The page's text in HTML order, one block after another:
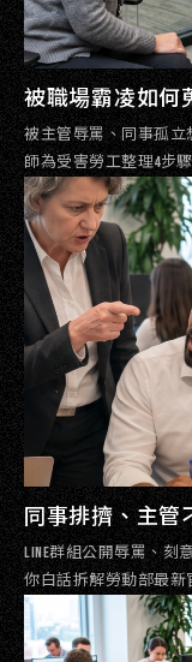
被職場霸凌如何
身心科就醫自保
被主管辱罵、同事孤
師為受害勞工整理4步
到精神科身心證明如何
同事排擠、主管
職場霸凌觸法樣
LINE群組公開辱罵、
你白話拆解勞動部最
斥、權力濫用、大材小
法霸凌的法律界線。